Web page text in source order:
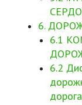
6.
6.1
6.2